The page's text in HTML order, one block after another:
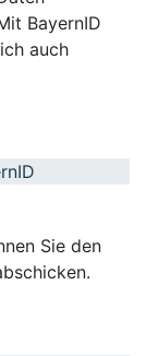
BayernID
auch
Sie den